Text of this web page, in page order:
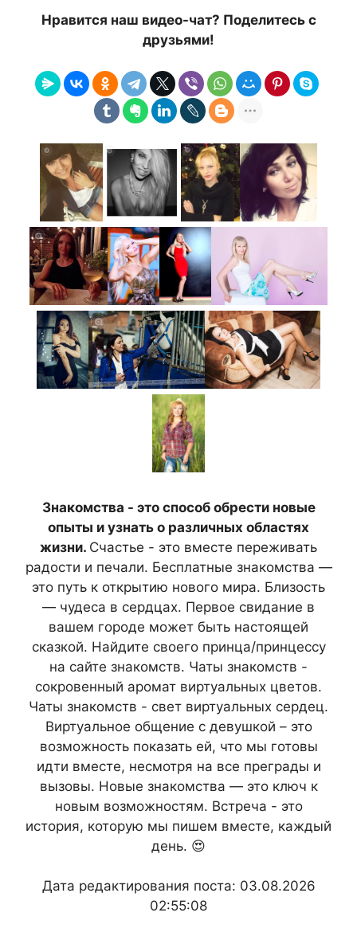
Нравится наш видео-чат? Поделитесь с
друзьями!
Знакомства - это способ обрести новые
опыты и узнать о различных областях
жизни. Счастье - это вместе переживать
радости и печали. Бесплатные знакомства —
это путь к открытию нового мира. Близость
— чудеса в сердцах. Первое свидание в
вашем городе может быть настоящей
сказкой. Найдите своего принца/принцессу
на сайте знакомств. Чаты знакомств -
сокровенный аромат виртуальных цветов.
Чаты знакомств - свет виртуальных сердец.
Виртуальное общение с девушкой – это
возможность показать ей, что мы готовы
идти вместе, несмотря на все преграды и
вызовы. Новые знакомства — это ключ к
новым возможностям. Встреча - это
история, которую мы пишем вместе, каждый
день. 😍
Дата редактирования поста: 03.08.2026
02:55:08